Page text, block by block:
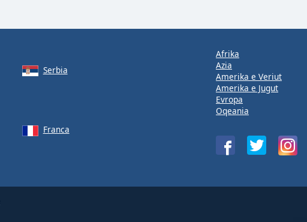
Serbia
Franca
Afrika
Azia
Amerika e Veriut
Amerika e Jugut
Evropa
Oqeania